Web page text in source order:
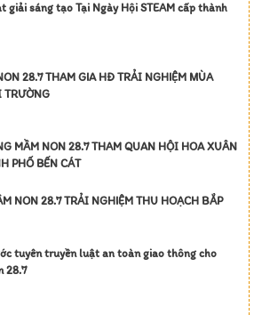
giải sáng tạo Tại Ngày Hội STEAM cấp thành
28.7 THAM GIA HĐ TRẢI NGHIỆM MÙA
TRƯỜNG
MẦM NON 28.7 THAM QUAN HỘI HOA XUÂN
PHỐ BẾN CÁT
NON 28.7 TRẢI NGHIỆM THU HOẠCH BẮP
tuyên truyền luật an toàn giao thông cho
28.7